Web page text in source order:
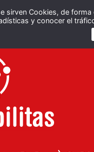
sirven Cookies, de
y conocer el